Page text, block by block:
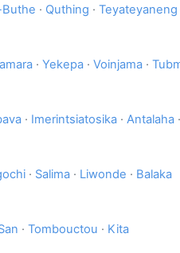
· Quthing · Teyateyaneng
· Yekepa · Voinjama ·
· Imerintsiatosika · Antalaha ·
· Salima · Liwonde · Balaka
· Tombouctou · Kita